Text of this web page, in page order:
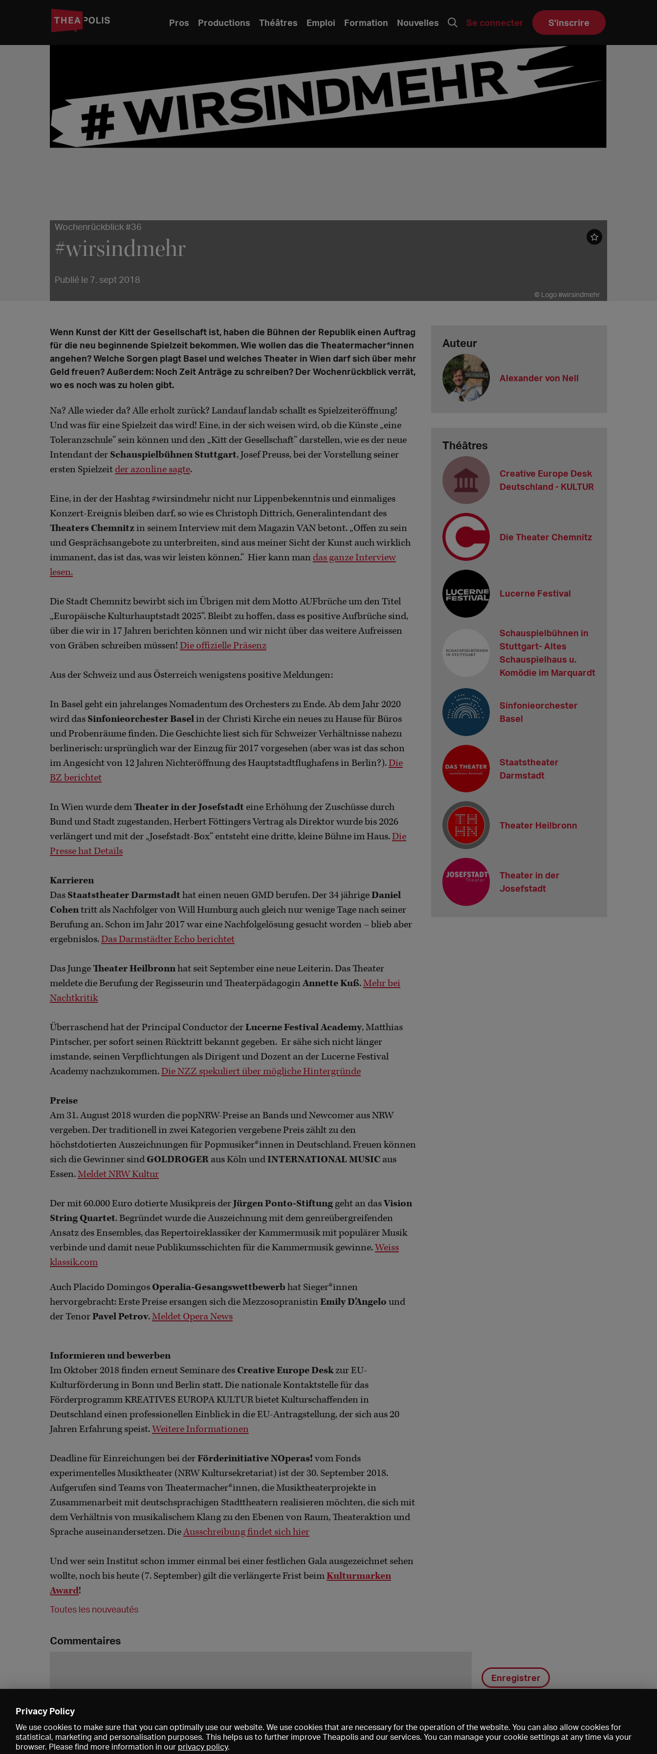
Pros Productions Théâtres Emploi Formation Nouvelles Se connecter S'inscrire
Wochenrückblick #36
#wirsindmehr
Publié le 7. sept 2018
© Logo #wirsindmehr
Wenn Kunst der Kitt der Gesellschaft ist, haben die Bühnen der Republik einen Auftrag
für die neu beginnende Spielzeit bekommen. Wie wollen das die Theatermacher*innen
angehen? Welche Sorgen plagt Basel und welches Theater in Wien darf sich über mehr
Geld freuen? Außerdem: Noch Zeit Anträge zu schreiben? Der Wochenrückblick verrät,
wo es noch was zu holen gibt.
Na? Alle wieder da? Alle erholt zurück? Landauf landab schallt es Spielzeiteröffnung!
Und was für eine Spielzeit das wird! Eine, in der sich weisen wird, ob die Künste „eine
Toleranzschule“ sein können und den „Kitt der Gesellschaft“ darstellen, wie es der neue
Intendant der Schauspielbühnen Stuttgart, Josef Preuss, bei der Vorstellung seiner
ersten Spielzeit der azonline sagte.
Eine, in der der Hashtag #wirsindmehr nicht nur Lippenbekenntnis und einmaliges
Konzert-Ereignis bleiben darf, so wie es Christoph Dittrich, Generalintendant des
Theaters Chemnitzin seinem Interview mit dem Magazin VAN betont. „Offen zu sein
und Gesprächsangebote zu unterbreiten, sind aus meiner Sicht der Kunst auch wirklich
immanent, das ist das, was wir leisten können.“ Hier kann man das ganze Interview
lesen.
Die Stadt Chemnitz bewirbt sich im Übrigen mit dem Motto AUFbrüche um den Titel
„Europäische Kulturhauptstadt 2025“. Bleibt zu hoffen, dass es positive Aufbrüche sind,
über die wir in 17 Jahren berichten können und wir nicht über das weitere Aufreissen
von Gräben schreiben müssen! Die offizielle Präsenz
Aus der Schweiz und aus Österreich wenigstens positive Meldungen:
In Basel geht ein jahrelanges Nomadentum des Orchesters zu Ende. Ab dem Jahr 2020
wird das Sinfonieorchester Baselin der Christi Kirche ein neues zu Hause für Büros
und Probenräume finden. Die Geschichte liest sich für Schweizer Verhältnisse nahezu
berlinerisch: ursprünglich war der Einzug für 2017 vorgesehen (aber was ist das schon
im Angesicht von 12 Jahren Nichteröffnung des Hauptstadtflughafens in Berlin?).Die
BZ berichtet
In Wien wurde demTheater in der Josefstadt eine Erhöhung der Zuschüsse durch
Bund und Stadt zugestanden, Herbert Föttingers Vertrag als Direktor wurde bis 2026
verlängert und mit der „Josefstadt-Box“ entsteht eine dritte, kleine Bühne im Haus.Die
Presse hat Details
Karrieren
Das Staatstheater Darmstadt hat einen neuen GMD berufen. Der 34 jährigeDaniel
Cohentritt als Nachfolger von Will Humburg auch gleich nur wenige Tage nach seiner
Berufung an. Schon im Jahr 2017 war eine Nachfolgelösung gesucht worden – blieb aber
ergebnislos.Das Darmstädter Echo berichtet
Das JungeTheater Heilbronnhat seit September eine neue Leiterin. Das Theater
meldete die Berufung der Regisseurin und TheaterpädagoginAnnette Kuß.Mehr bei
Nachtkritik
Überraschend hat der Principal Conductor derLucerne Festival Academy, Matthias
Pintscher, per sofort seinen Rücktritt bekannt gegeben. Er sähe sich nicht länger
imstande, seinen Verpflichtungen als Dirigent und Dozent an der Lucerne Festival
Academy nachzukommen.Die NZZ spekuliert über mögliche Hintergründe
Preise
Am 31. August 2018 wurden die popNRW-Preise an Bands und Newcomer aus NRW
vergeben. Der traditionell in zwei Kategorien vergebene Preis zählt zu den
höchstdotierten Auszeichnungen für Popmusiker*innen in Deutschland. Freuen können
sich die Gewinner sind GOLDROGER aus Köln undINTERNATIONAL MUSIC aus
Essen.Meldet NRW Kultur
Der mit 60.000 Euro dotierte Musikpreis derJürgen Ponto-Stiftung geht an dasVision
String Quartet. Begründet wurde die Auszeichnung mit dem genreübergreifenden
Ansatz des Ensembles, das Repertoireklassiker der Kammermusik mit populärer Musik
verbinde und damit neue Publikumsschichten für die Kammermusik gewinne.Weiss
klassik.com
Auch Placido Domingos Operalia-Gesangswettbewerb hat Sieger*innen
hervorgebracht: Erste Preise ersangen sich die Mezzosopranistin Emily D'Angelo und
der TenorPavel Petrov.Meldet Opera News
Informieren und bewerben
Im Oktober 2018 finden erneut Seminare des Creative Europe Deskzur EU-
Kulturförderung in Bonn und Berlin statt. Die nationale Kontaktstelle für das
Förderprogramm KREATIVES EUROPA KULTUR bietet Kulturschaffenden in
Deutschland einen professionellen Einblick in die EU-Antragstellung, der sich aus 20
Jahren Erfahrung speist.Weitere Informationen
Deadline für Einreichungen bei derFörderinitiative NOperas! vom Fonds
experimentelles Musiktheater (NRW Kultursekretariat) ist der 30. September 2018.
Aufgerufen sind Teams von Theatermacher*innen, die Musiktheaterprojekte in
Zusammenarbeit mit deutschsprachigen Stadttheatern realisieren möchten, die sich mit
dem Verhältnis von musikalischem Klang zu den Ebenen von Raum, Theateraktion und
Sprache auseinandersetzen. DieAusschreibung findet sich hier
Und wer sein Institut schon immer einmal bei einer festlichen Gala ausgezeichnet sehen
wollte, noch bis heute (7. September) gilt die verlängerte Frist beimKulturmarken
Award!
Toutes les nouveautés
Auteur
Alexander von Nell
Théâtres
Creative Europe Desk
Deutschland - KULTUR
Die Theater Chemnitz
Lucerne Festival
Schauspielbühnen in
Stuttgart- Altes
Schauspielhaus u.
Komödie im Marquardt
Sinfonieorchester
Basel
Staatstheater
Darmstadt
Theater Heilbronn
Theater in der
Josefstadt
Commentaires
Enregistrer
Privacy Policy
We use cookies to make sure that you can optimally use our website. We use cookies that are necessary for the operation of the website. You can also allow cookies for
statistical, marketing and personalisation purposes. This helps us to further improve Theapolis and our services. You can manage your cookie settings at any time via your
browser. Please find more information in our privacy policy.